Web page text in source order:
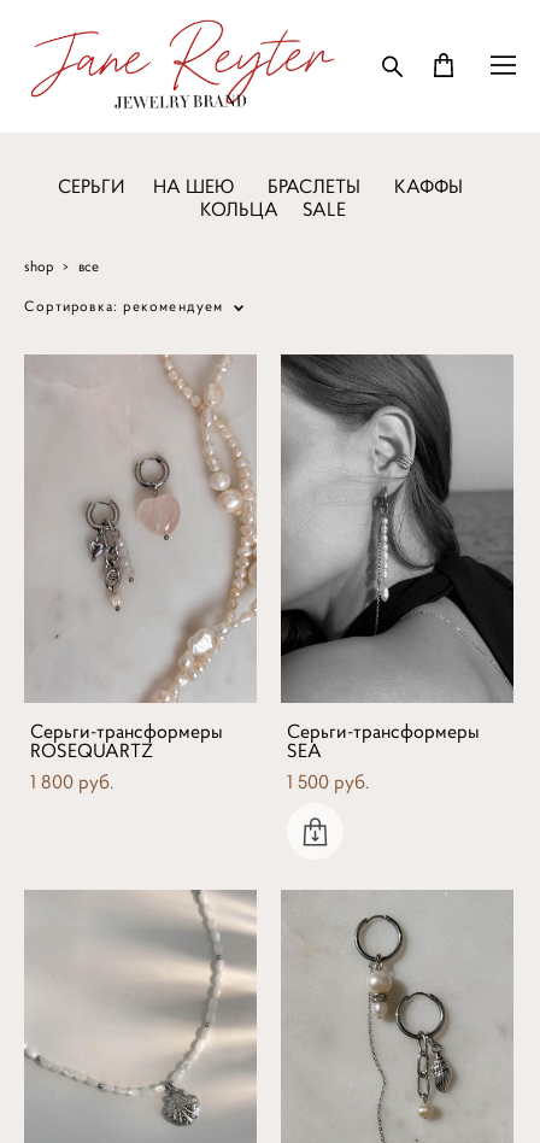
СЕРЬГИ НА ШЕЮ БРАСЛЕТЫ
КАФФЫ
КОЛЬЦА
SALE
shop > все
Сортировка: рекомендуем
Серьги-трансформеры
ROSEQUARTZ
1 800 pуб.
Серьги-трансформеры
SEA
1 500 pуб.